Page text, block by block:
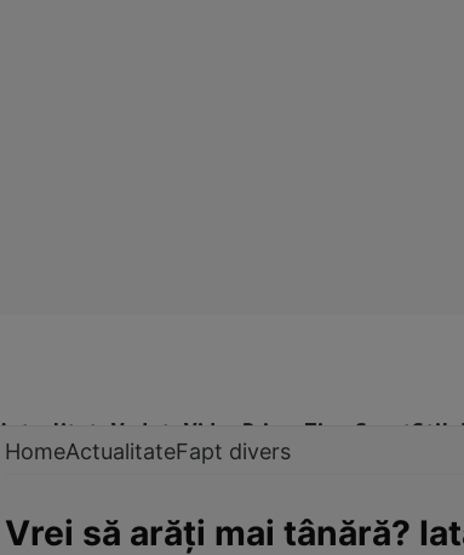
Actualitate Vedete Video Prime Time SportStil
HomeActualitateFapt divers
Vrei să arăți mai tânără?